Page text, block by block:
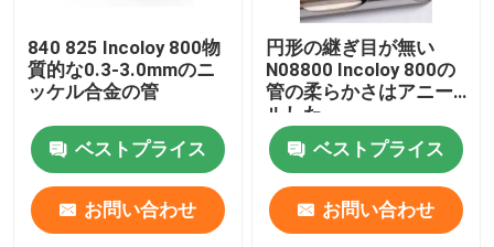
840 825 Incoloy 800物
質的な0.3-3.0mmのニ
ッケル合金の管
ベストプライス
お問い合わせ
円形の継ぎ目が無い
N08800 Incoloy 800の
管の柔らかさはアニー
ルした
ベストプライス
お問い合わせ